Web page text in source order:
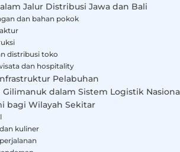
Jalur Distribusi Jawa dan Bali
dan bahan pokok
distribusi toko
dan hospitality
Pelabuhan
Gilimanuk dalam Sistem Logistik
bagi Wilayah Sekitar
kuliner